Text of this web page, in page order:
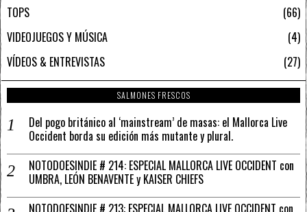
TOPS
66
VIDEOJUEGOS Y MÚSICA
4
VÍDEOS & ENTREVISTAS
27
SALMONES FRESCOS
Del pogo británico al ‘mainstream’ de masas: el Mallorca Live
Occident borda su edición más mutante y plural.
NOTODOESINDIE # 214: ESPECIAL MALLORCA LIVE OCCIDENT con
UMBRA, LEÓN BENAVENTE y KAISER CHIEFS
NOTODOESINDIE # 213: ESPECIAL MALLORCA LIVE OCCIDENT con